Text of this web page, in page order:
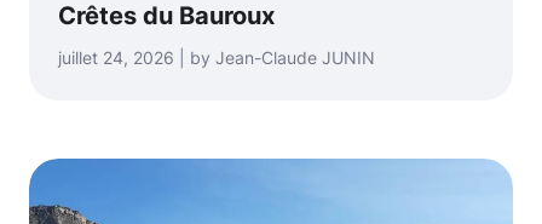
Crêtes du Bauroux
juillet 24, 2026 | by Jean-Claude JUNIN